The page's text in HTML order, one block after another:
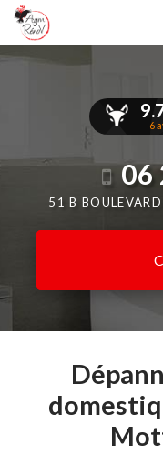
Aller
contenu
6
06
51 B